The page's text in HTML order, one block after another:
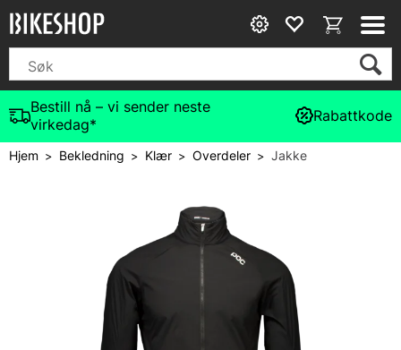
Bestill nå – vi sender neste
virkedag*
Rabattkode
Hjem> Bekledning > Klær>Overdeler>Jakke